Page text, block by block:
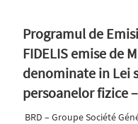
Programul de
FIDELIS emise de
denominate in Lei
persoanelor fizice
BRD – Groupe Société